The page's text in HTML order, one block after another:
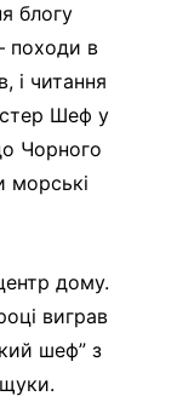
блогу
походи в
і читання
Шеф у
Чорного
морські
дому.
виграв
шеф” з